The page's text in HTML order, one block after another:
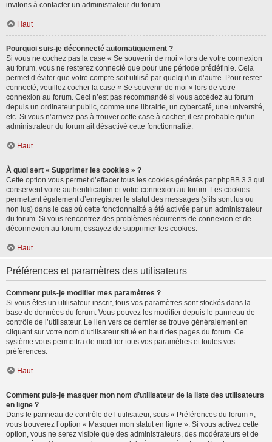
invitons à contacter un administrateur du forum.
Haut
Pourquoi suis-je déconnecté automatiquement ?
Si vous ne cochez pas la case « Se souvenir de moi » lors de votre connexion
au forum, vous ne resterez connecté que pour une période prédéfinie. Cela
permet d’éviter que votre compte soit utilisé par quelqu’un d’autre. Pour rester
connecté, veuillez cocher la case « Se souvenir de moi » lors de votre
connexion au forum. Ceci n’est pas recommandé si vous accédez au forum
depuis un ordinateur public, comme une librairie, un cybercafé, une université,
etc. Si vous n’arrivez pas à trouver cette case à cocher, il est probable qu’un
administrateur du forum ait désactivé cette fonctionnalité.
Haut
À quoi sert « Supprimer les cookies » ?
Cette option vous permet d’effacer tous les cookies générés par phpBB 3.3 qui
conservent votre authentification et votre connexion au forum. Les cookies
permettent également d’enregistrer le statut des messages (s’ils sont lus ou
non lus) dans le cas où cette fonctionnalité a été activée par un administrateur
du forum. Si vous rencontrez des problèmes récurrents de connexion et de
déconnexion au forum, essayez de supprimer les cookies.
Haut
Préférences et paramètres des utilisateurs
Comment puis-je modifier mes paramètres ?
Si vous êtes un utilisateur inscrit, tous vos paramètres sont stockés dans la
base de données du forum. Vous pouvez les modifier depuis le panneau de
contrôle de l’utilisateur. Le lien vers ce dernier se trouve généralement en
cliquant sur votre nom d’utilisateur situé en haut des pages du forum. Ce
système vous permettra de modifier tous vos paramètres et toutes vos
préférences.
Haut
Comment puis-je masquer mon nom d’utilisateur de la liste des utilisateurs
en ligne ?
Dans le panneau de contrôle de l’utilisateur, sous « Préférences du forum »,
vous trouverez l’option « Masquer mon statut en ligne ». Si vous activez cette
option, vous ne serez visible que des administrateurs, des modérateurs et de